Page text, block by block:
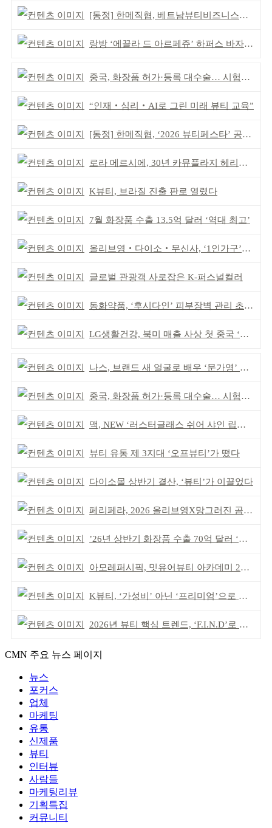
[동정] 한메직협, 베트남뷰티비즈니스협회와 MOU
랑방 ‘에끌라 드 아르페쥬’ 하퍼스 바자 화보 공개
중국, 화장품 허가·등록 대수술… 시험자료 공용 허용
“인재‧심리‧AI로 그린 미래 뷰티 교육”
[동정] 한메직협, ‘2026 뷰티페스타’ 공동 주최
로라 메르시에, 30년 카뮤플라지 헤리티지 담아
K뷰티, 브라질 진출 판로 열렸다
7월 화장품 수출 13.5억 달러 ‘역대 최고’
올리브영‧다이소‧무신사, ‘1인가구’가 이끈다
글로벌 관광객 사로잡은 K-퍼스널컬러
동화약품, ‘후시다인’ 피부장벽 관리 초점 ‘리브랜딩’
LG생활건강, 북미 매출 사상 첫 중국 ‘추월’
나스, 브랜드 새 얼굴로 배우 ‘문가영’ 발탁
중국, 화장품 허가·등록 대수술… 시험자료 공용 허용
맥, NEW ‘러스터글래스 쉬어 샤인 립스틱’ 출시
뷰티 유통 제 3지대 ‘오프뷰티’가 떴다
다이소몰 상반기 결산, ‘뷰티’가 이끌었다
페리페라, 2026 올리브영X망그러진 곰 콜라보
’26년 상반기 화장품 수출 70억 달러 ‘역대 최고’
아모레퍼시픽, 밋유어뷰티 아카데미 2기 발대식
K뷰티, ‘가성비’ 아닌 ‘프리미엄’으로 승부걸어야
2026년 뷰티 핵심 트렌드, ‘F.I.N.D’로 읽는다
CMN 주요 뉴스 페이지
뉴스
포커스
업체
마케팅
유통
신제품
뷰티
인터뷰
사람들
마케팅리뷰
기획특집
커뮤니티